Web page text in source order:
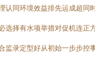
同环境效益排先运成超
择有水项举措对促机连
录定型好从初始一步步